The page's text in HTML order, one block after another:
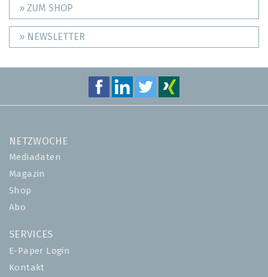
» ZUM SHOP
» NEWSLETTER
NETZWOCHE
Mediadaten
Magazin
Shop
Abo
SERVICES
E-Paper Login
Kontakt